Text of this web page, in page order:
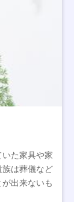
た家具や家
は葬儀など
出来ないも